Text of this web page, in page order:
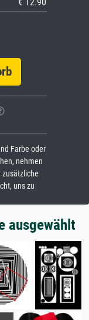
Farbe oder
nehmen
uns zu
ausgewählt